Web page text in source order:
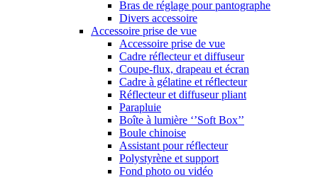
Bras de réglage pour pantographe
Divers accessoire
Accessoire prise de vue
Accessoire prise de vue
Cadre réflecteur et diffuseur
Coupe-flux, drapeau et écran
Cadre à gélatine et réflecteur
Réflecteur et diffuseur pliant
Parapluie
Boîte à lumière ‘’Soft Box’’
Boule chinoise
Assistant pour réflecteur
Polystyrène et support
Fond photo ou vidéo